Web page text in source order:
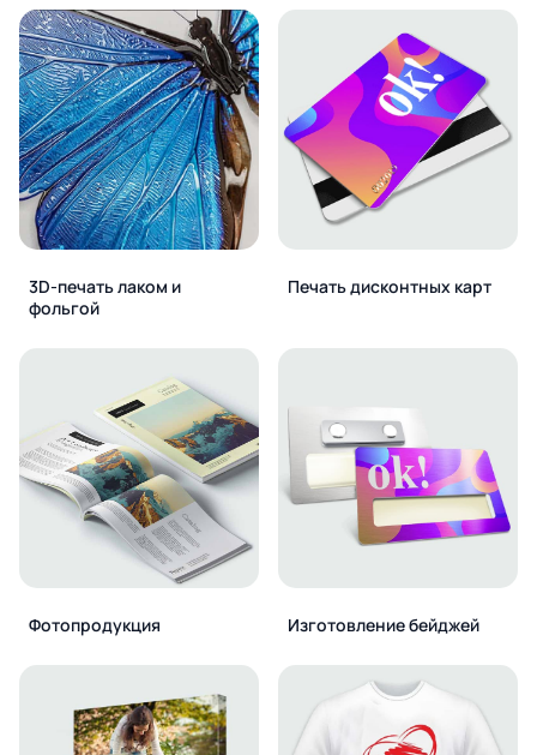
3D-печать лаком и
фольгой
Печать дисконтных карт
Фотопродукция Изготовление бейджей